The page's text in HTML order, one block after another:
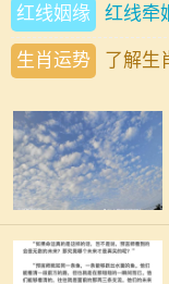
红线姻缘 红线牵
生肖运势 了解